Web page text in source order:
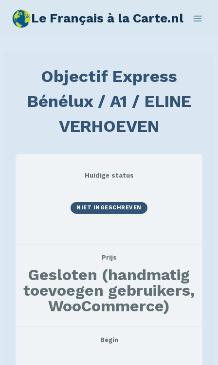
Le Français à la Carte.nl
Objectif Express
Bénélux / A1 / ELINE
VERHOEVEN
Huidige status
NIET INGESCHREVEN
Prijs
Gesloten (handmatig
toevoegen gebruikers,
WooCommerce)
Begin